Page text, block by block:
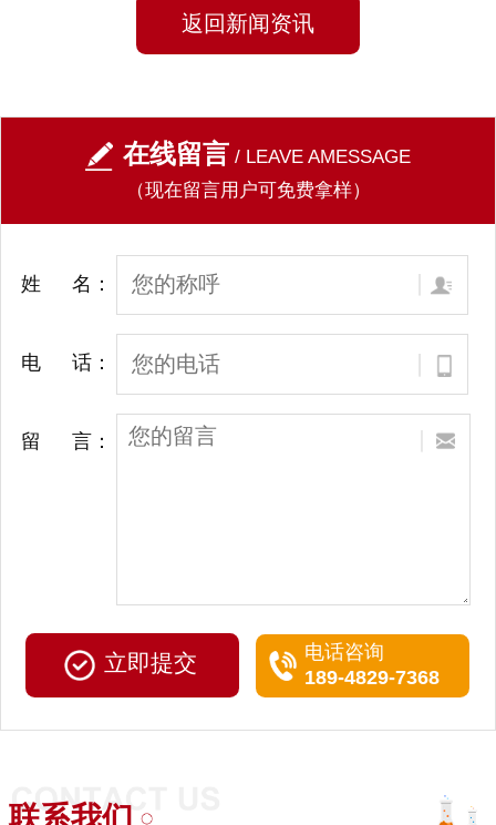
返回新闻资讯
在线留言 / LEAVE AMESSAGE
（现在留言用户可免费拿样）
姓 名：
电 话：
留 言：
电话咨询
189-4829-7368
联系我们